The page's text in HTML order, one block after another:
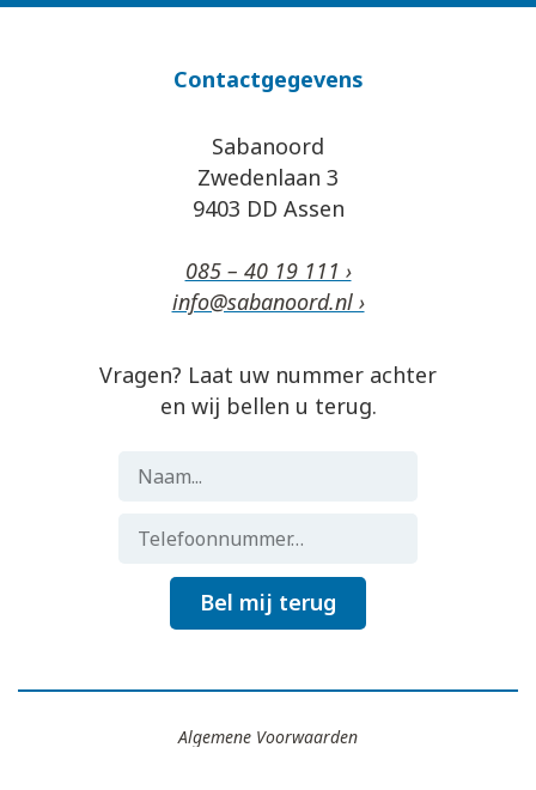
Contactgegevens
Sabanoord
Zwedenlaan 3
9403 DD Assen
085 – 40 19 111 ›
info@sabanoord.nl ›
Vragen? Laat uw nummer achter
en wij bellen u terug.
Bel mij terug
Algemene Voorwaarden